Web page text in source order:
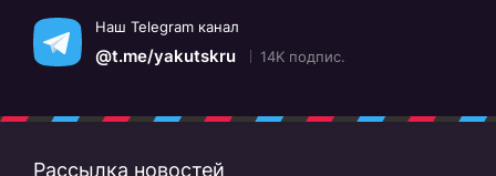
Наш Telegram канал
@t.me/yakutskru 14K подпис.
Рассылка новостей